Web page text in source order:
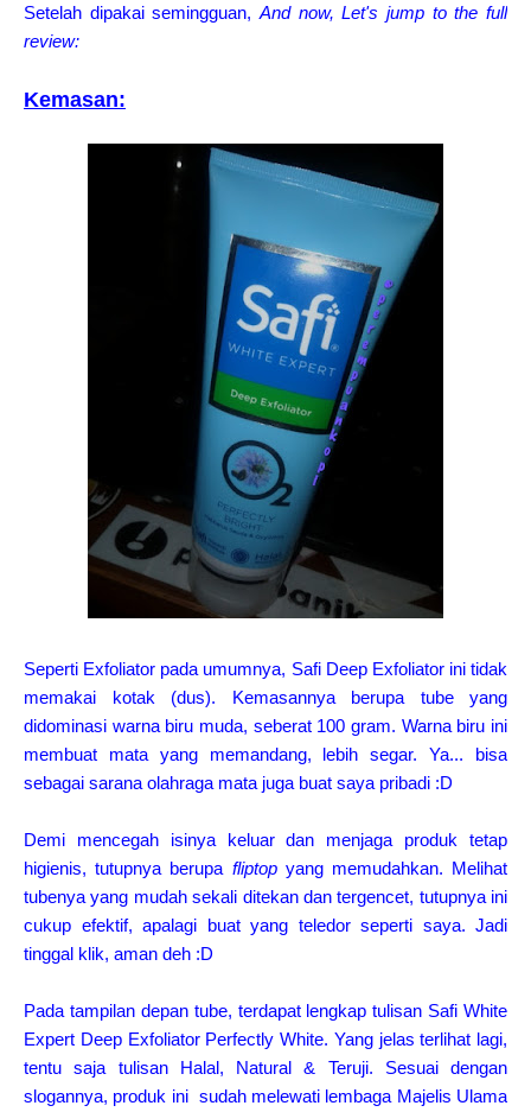
Setelah dipakai semingguan, And now, Let's jump to the full
review:
Kemasan:
Seperti Exfoliator pada umumnya, Safi Deep Exfoliator ini tidak
memakai kotak (dus). Kemasannya berupa tube yang
didominasi warna biru muda, seberat 100 gram. Warna biru ini
membuat mata yang memandang, lebih segar. Ya... bisa
sebagai sarana olahraga mata juga buat saya pribadi :D
Demi mencegah isinya keluar dan menjaga produk tetap
higienis, tutupnya berupa fliptopyang memudahkan. Melihat
tubenya yang mudah sekali ditekan dan tergencet, tutupnya ini
cukup efektif, apalagi buat yang teledor seperti saya. Jadi
tinggal klik, aman deh :D
Pada tampilan depan tube, terdapat lengkap tulisan Safi White
Expert Deep Exfoliator Perfectly White. Yang jelas terlihat lagi,
tentu saja tulisan Halal, Natural & Teruji. Sesuai dengan
slogannya, produk ini sudah melewati lembaga Majelis Ulama